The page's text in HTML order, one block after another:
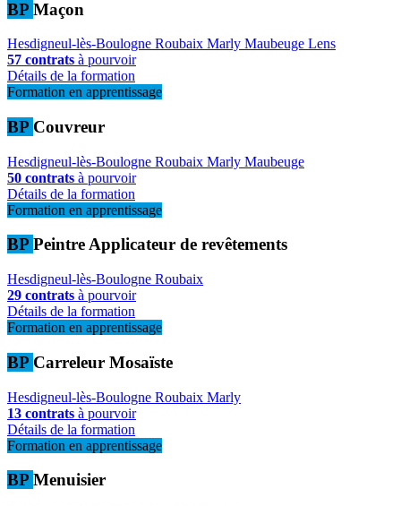
BP Maçon
Hesdigneul-lès-Boulogne Roubaix Marly Maubeuge Lens
57 contrats à pourvoir
Détails de la formation
Formation en apprentissage
BP Couvreur
Hesdigneul-lès-Boulogne Roubaix Marly Maubeuge
50 contrats à pourvoir
Détails de la formation
Formation en apprentissage
BP Peintre Applicateur de revêtements
Hesdigneul-lès-Boulogne Roubaix
29 contrats à pourvoir
Détails de la formation
Formation en apprentissage
BP Carreleur Mosaïste
Hesdigneul-lès-Boulogne Roubaix Marly
13 contrats à pourvoir
Détails de la formation
Formation en apprentissage
BP Menuisier